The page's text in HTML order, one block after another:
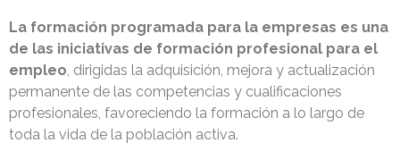
La formación programada para la empresas es una
de las iniciativas de formación profesional para el
empleo, dirigidas la adquisición, mejora y actualización
permanente de las competencias y cualificaciones
profesionales, favoreciendo la formación a lo largo de
toda la vida de la población activa.